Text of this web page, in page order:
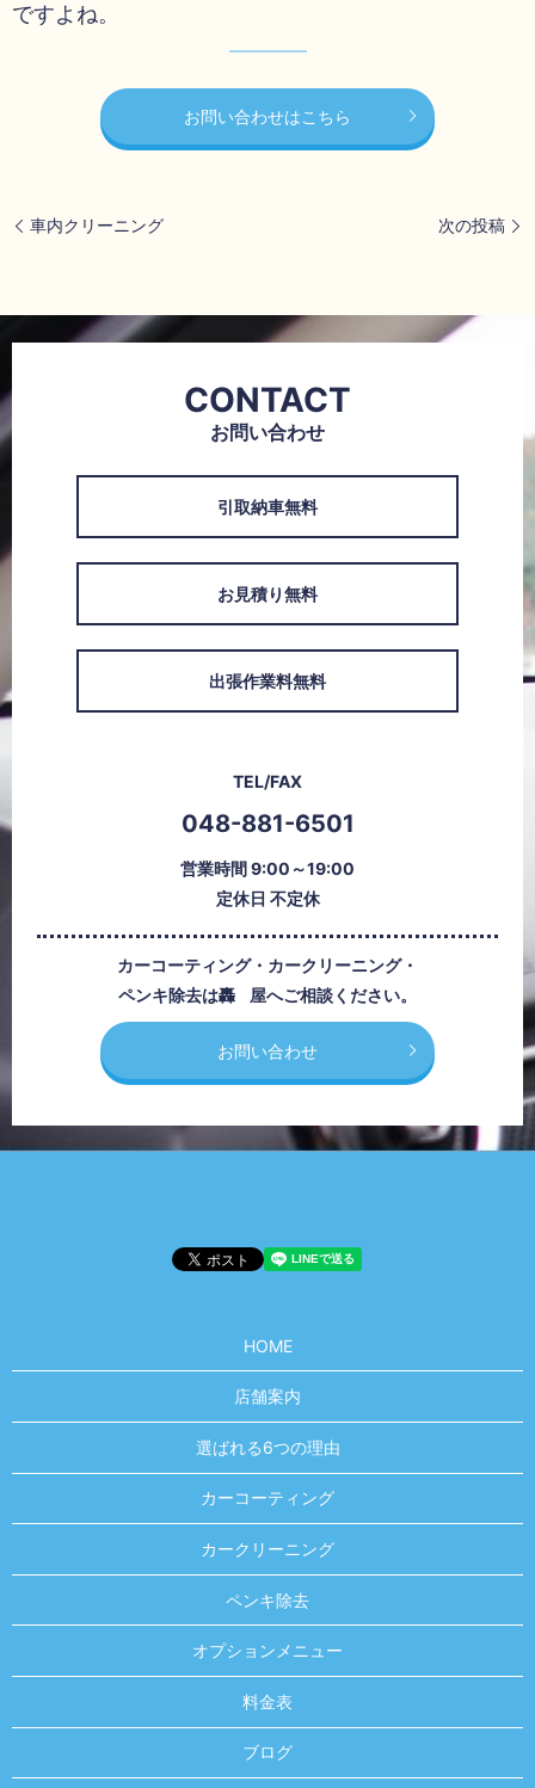
ですよね。
お問い合わせはこちら
車内クリーニング 次の投稿
CONTACT
お問い合わせ
引取納車無料
お見積り無料
出張作業料無料
TEL/FAX
048-881-6501
営業時間 9:00～19:00
定休日 不定休
カーコーティング・カークリーニング・
ペンキ除去は轟屋へご相談ください。
お問い合わせ
HOME
店舗案内
選ばれる6つの理由
カーコーティング
カークリーニング
ペンキ除去
オプションメニュー
料金表
ブログ